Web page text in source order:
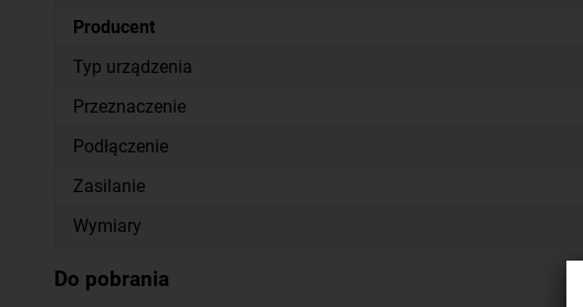
Producent
Typ urządzenia
Przeznaczenie
Podłączenie
Zasilanie
Wymiary
Do pobrania